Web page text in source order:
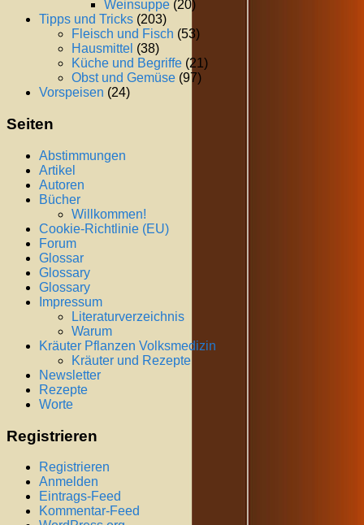
Weinsuppe (20)
Tipps und Tricks (203)
Fleisch und Fisch (53)
Hausmittel (38)
Küche und Begriffe (21)
Obst und Gemüse (97)
Vorspeisen (24)
Seiten
Abstimmungen
Artikel
Autoren
Bücher
Willkommen!
Cookie-Richtlinie (EU)
Forum
Glossar
Glossary
Glossary
Impressum
Literaturverzeichnis
Warum
Kräuter Pflanzen Volksmedizin
Kräuter und Rezepte
Newsletter
Rezepte
Worte
Registrieren
Registrieren
Anmelden
Eintrags-Feed
Kommentar-Feed